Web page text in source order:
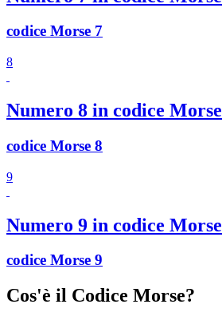
codice Morse 7
8
Numero 8 in codice Morse
codice Morse 8
9
Numero 9 in codice Morse
codice Morse 9
Cos'è il Codice Morse?